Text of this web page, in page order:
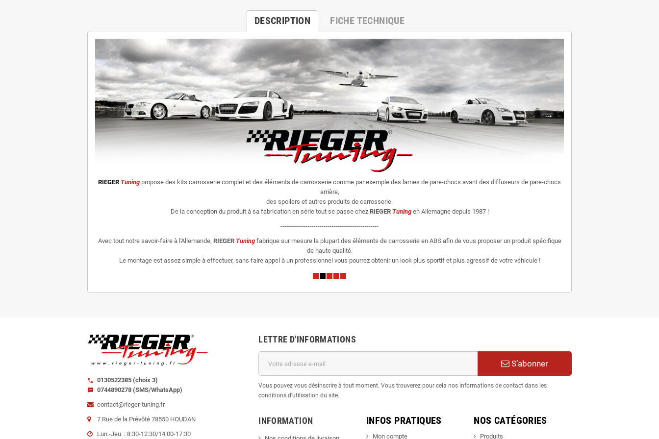
DESCRIPTION FICHE TECHNIQUE
RIEGER Tuning propose des kits carrosserie complet et des éléments de carrosserie comme par exemple des lames de pare-chocs avant des diffuseurs de pare-chocs
arrière,
des spoilers et autres produits de carrosserie.
De la conception du produit à sa fabrication en série tout se passe chez RIEGER Tuningen Allemagne depuis 1987 !
--------------------------------------------------
Avec tout notre savoir-faire à l'Allemande, RIEGER Tuning fabrique sur mesure la plupart des éléments de carrosserie en ABS afin de vous proposer un produit spécifique
de haute qualité.
Le montage est assez simple à effectuer, sans faire appel à un professionnel vous pourrez obtenir un look plus sportif et plus agressif de votre véhicule !
call 0130522385 (choix 3)
sms
0744890278 (SMS/WhatsApp)
contact@rieger-tuning.fr
7 Rue de la Prévôté 78550 HOUDAN
Lun.-Jeu. : 8:30-12:30/14:00-17:30
LETTRE D'INFORMATIONS
S’abonner
Vous pouvez vous désinscrire à tout moment. Vous trouverez pour cela nos informations de contact dans les
conditions d'utilisation du site.
INFORMATION INFOS PRATIQUES
Mon compte
NOS CATÉGORIES
Produits